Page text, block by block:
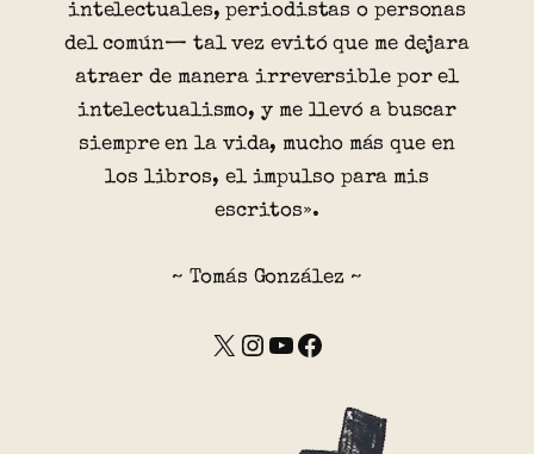
intelectuales, periodistas o personas
del común— tal vez evitó que me dejara
atraer de manera irreversible por el
intelectualismo, y me llevó a buscar
siempre en la vida, mucho más que en
los libros, el impulso para mis
escritos».
~ Tomás González ~
X Instagram YouTube Facebook